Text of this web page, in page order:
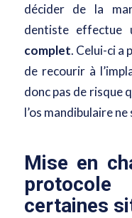
décider de la
dentiste effectue
complet. Celui-ci a
de recourir à
donc pas de risque
l’os mandibulaire
Mise en
certaines